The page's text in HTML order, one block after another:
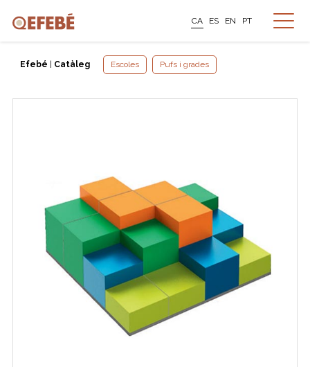
CA ES EN PT
Efebé Catàleg Escoles Pufs i grades